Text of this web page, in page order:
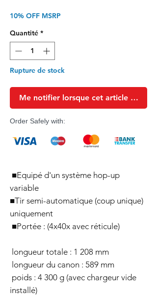
10% OFF MSRP
Quantité *
Rupture de stock
Me notifier lorsque cet article est
Order Safely with:
■Equipé d'un système hop-up
variable
■Tir semi-automatique (coup unique)
uniquement
■Portée : (4x40x avec réticule)
longueur totale : 1 208 mm
longueur du canon : 589 mm
poids : 4 300 g (avec chargeur vide
installé)